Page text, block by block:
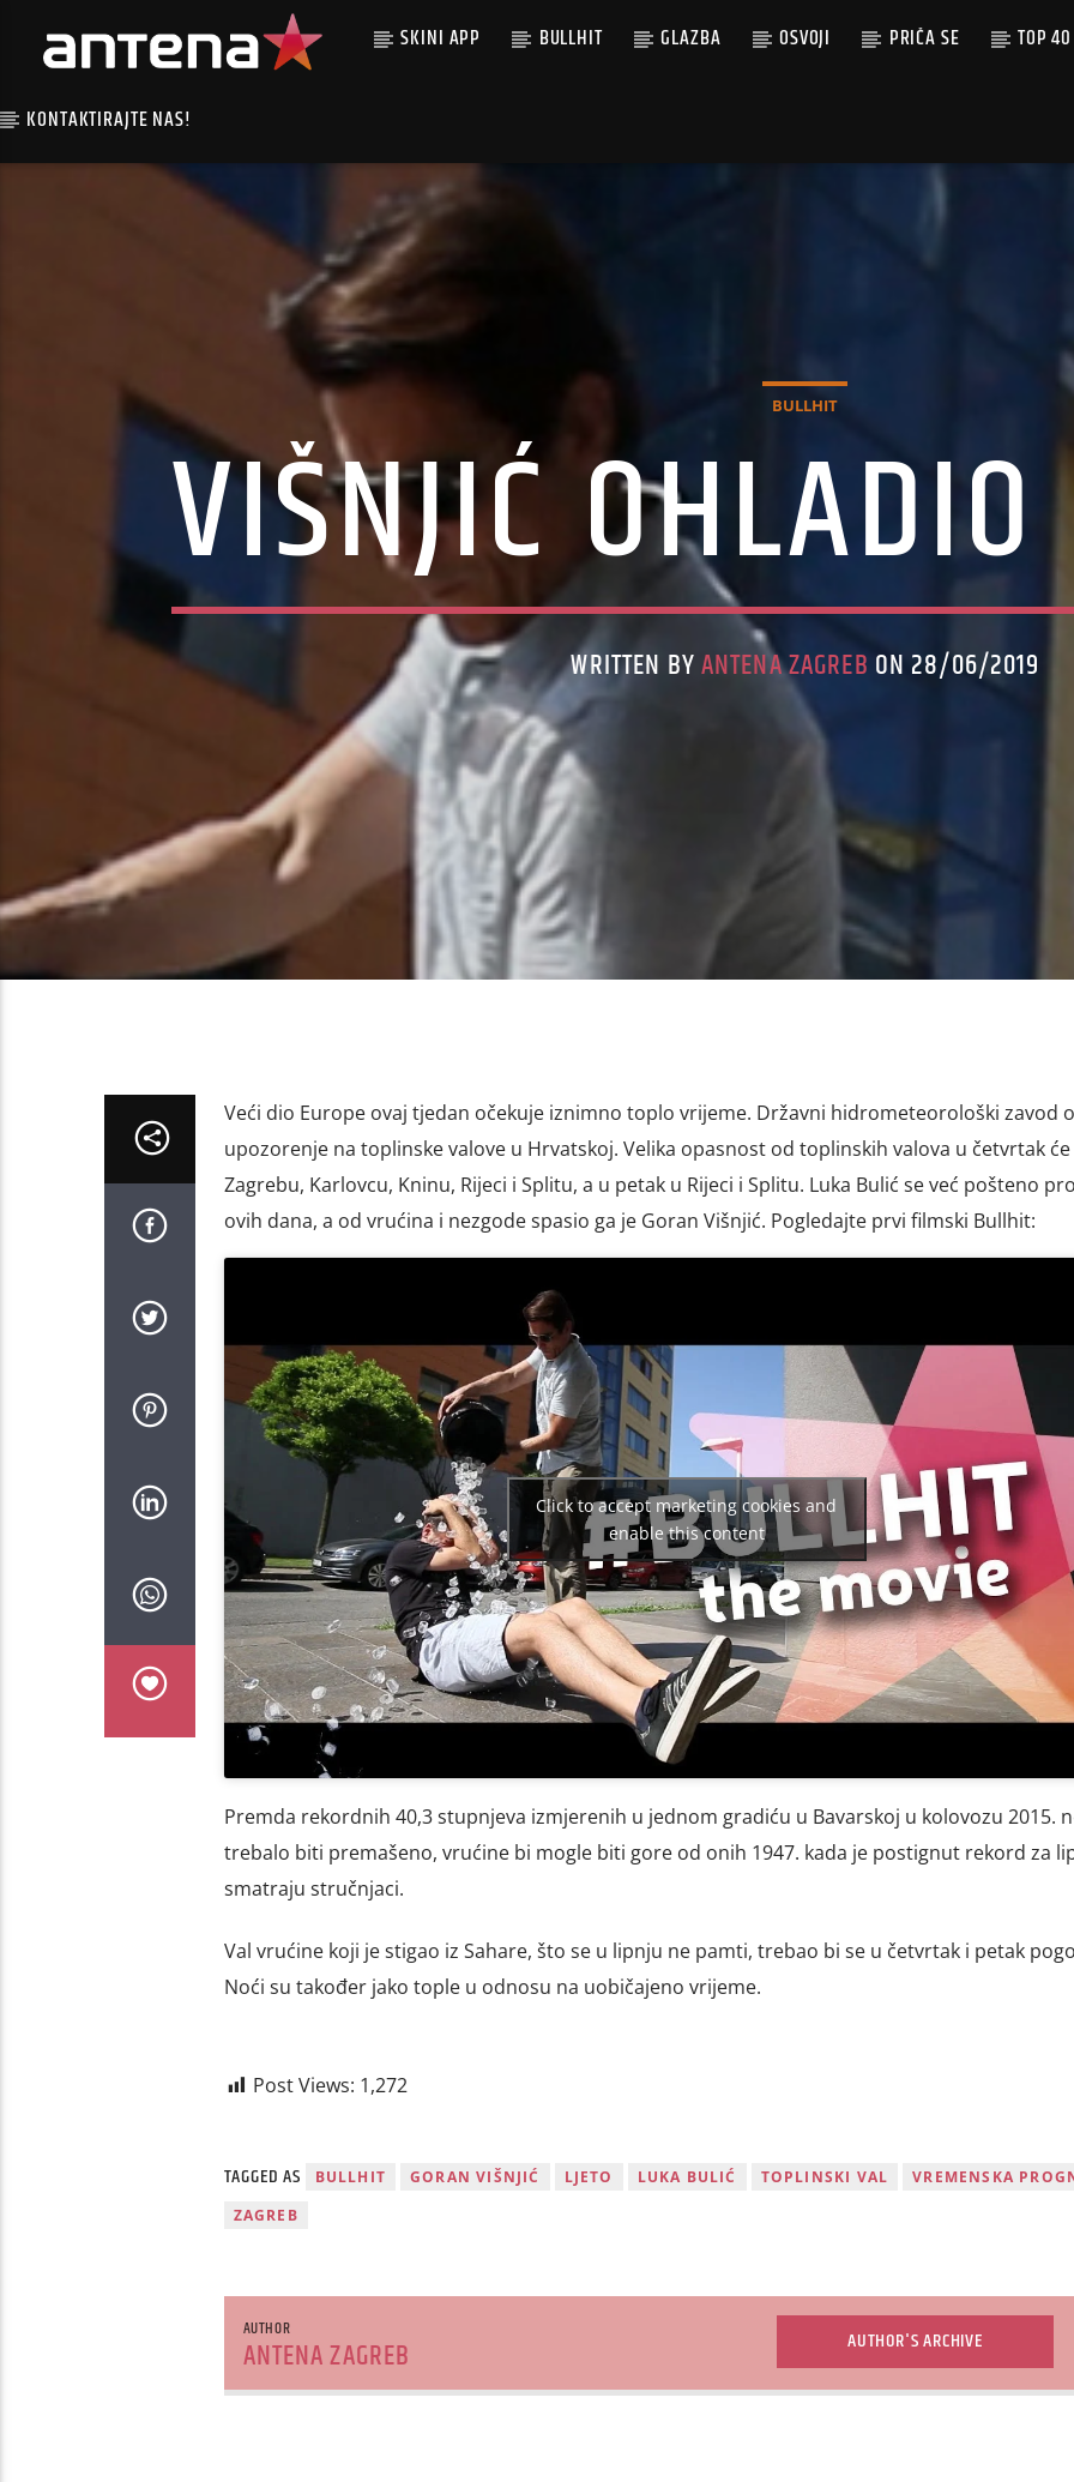
SKINI APP BULLHIT GLAZBA OSVOJI PRIČA SE TOP 40
KONTAKTIRAJTE NAS!
BULLHIT
VIŠNJIĆ
WRITTEN BYANTENA ZAGREB ON 28/06/2019
Veći dio Europe ovaj tjedan očekuje iznimno toplo vrijeme. Državni hidrometeorološki zavod
upozorenje na toplinske valove u Hrvatskoj. Velika opasnost od toplinskih valova u četvrtak
Zagrebu, Karlovcu, Kninu, Rijeci i Splitu, a u petak u Rijeci i Splitu. Luka Bulić se već pošteno
ovih dana, a od vrućina i nezgode spasio ga je Goran Višnjić. Pogledajte prvi filmski Bullhit:
Click to accept marketing cookies and
enable this content
Premda rekordnih 40,3 stupnjeva izmjerenih u jednom gradiću u Bavarskoj u kolovozu 2015.
trebalo biti premašeno, vrućine bi mogle biti gore od onih 1947. kada je postignut rekord za
smatraju stručnjaci.
Val vrućine koji je stigao iz Sahare, što se u lipnju ne pamti, trebao bi se u četvrtak i petak
Noći su također jako tople u odnosu na uobičajeno vrijeme.
Post Views: 1,272
TAGGED AS BULLHIT GORAN VIŠNJIĆ LJETO LUKA BULIĆ TOPLINSKI VAL
VREMENSKA
ZAGREB
AUTHOR
ANTENA ZAGREB AUTHOR'S ARCHIVE